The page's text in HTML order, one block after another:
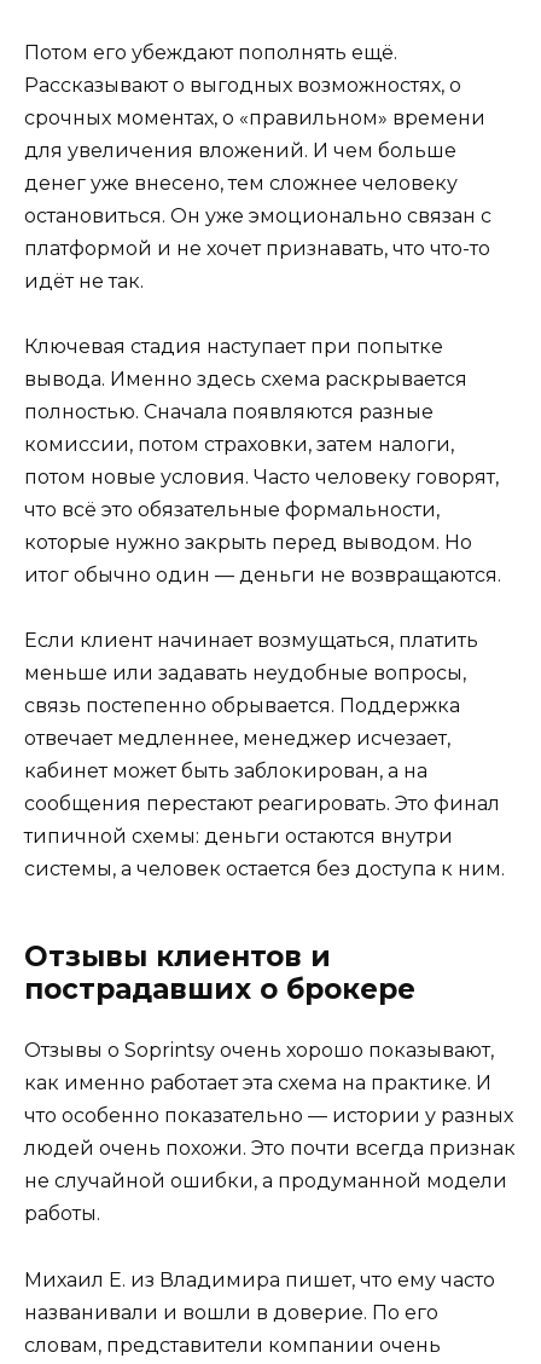
Потом его убеждают пополнять ещё.
Рассказывают о выгодных возможностях, о
срочных моментах, о «правильном» времени
для увеличения вложений. И чем больше
денег уже внесено, тем сложнее человеку
остановиться. Он уже эмоционально связан с
платформой и не хочет признавать, что что-то
идёт не так.
Ключевая стадия наступает при попытке
вывода. Именно здесь схема раскрывается
полностью. Сначала появляются разные
комиссии, потом страховки, затем налоги,
потом новые условия. Часто человеку говорят,
что всё это обязательные формальности,
которые нужно закрыть перед выводом. Но
итог обычно один — деньги не возвращаются.
Если клиент начинает возмущаться, платить
меньше или задавать неудобные вопросы,
связь постепенно обрывается. Поддержка
отвечает медленнее, менеджер исчезает,
кабинет может быть заблокирован, а на
сообщения перестают реагировать. Это финал
типичной схемы: деньги остаются внутри
системы, а человек остается без доступа к ним.
Отзывы клиентов и
пострадавших о брокере
Отзывы о Soprintsy очень хорошо показывают,
как именно работает эта схема на практике. И
что особенно показательно — истории у разных
людей очень похожи. Это почти всегда признак
не случайной ошибки, а продуманной модели
работы.
Михаил Е. из Владимира пишет, что ему часто
названивали и вошли в доверие. По его
словам, представители компании очень